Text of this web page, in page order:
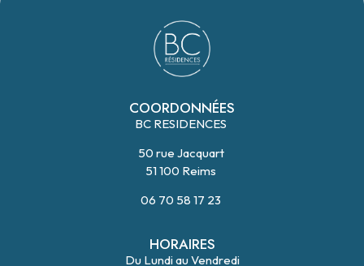
COORDONNÉES
BC RESIDENCES
50 rue Jacquart
51 100 Reims
06 70 58 17 23
HORAIRES
Du Lundi au Vendredi